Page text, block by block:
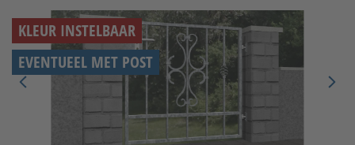
KLEUR INSTELBAAR
EVENTUEEL MET POST